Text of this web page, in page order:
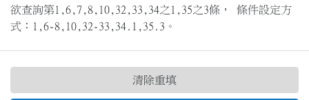
欲查詢第1,6,7,8,10,32,33,34之1,35之3條， 條件設定方
式：1,6-8,10,32-33,34.1,35.3。
清除重填